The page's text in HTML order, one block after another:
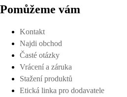
Pomůžeme vám
Kontakt
Najdi obchod
Časté otázky
Vrácení a záruka
Stažení produktů
Etická linka pro dodavatele